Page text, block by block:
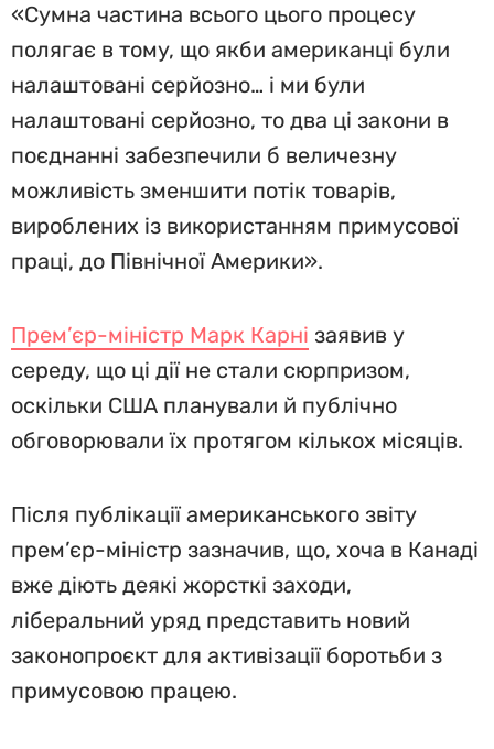
«Сумна частина всього цього процесу
полягає в тому, що якби американці були
налаштовані серйозно… і ми були
налаштовані серйозно, то два ці закони в
поєднанні забезпечили б величезну
можливість зменшити потік товарів,
вироблених із використанням примусової
праці, до Північної Америки».
Прем’єр-міністр Марк Карні заявив у
середу, що ці дії не стали сюрпризом,
оскільки США планували й публічно
обговорювали їх протягом кількох місяців.
Після публікації американського звіту
прем’єр-міністр зазначив, що, хоча в Канаді
вже діють деякі жорсткі заходи,
ліберальний уряд представить новий
законопроєкт для активізації боротьби з
примусовою працею.